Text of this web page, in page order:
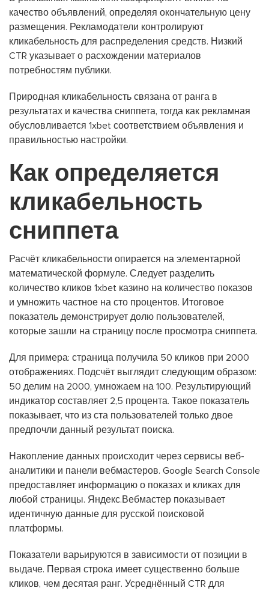
качество объявлений, определяя окончательную цену
размещения. Рекламодатели контролируют
кликабельность для распределения средств. Низкий
CTR указывает о расхождении материалов
потребностям публики.
Природная кликабельность связана от ранга в
результатах и качества сниппета, тогда как рекламная
обусловливается 1xbet соответствием объявления и
правильностью настройки.
Как определяется
кликабельность
сниппета
Расчёт кликабельности опирается на элементарной
математической формуле. Следует разделить
количество кликов 1xbet казино на количество показов
и умножить частное на сто процентов. Итоговое
показатель демонстрирует долю пользователей,
которые зашли на страницу после просмотра сниппета.
Для примера: страница получила 50 кликов при 2000
отображениях. Подсчёт выглядит следующим образом:
50 делим на 2000, умножаем на 100. Результирующий
индикатор составляет 2,5 процента. Такое показатель
показывает, что из ста пользователей только двое
предпочли данный результат поиска.
Накопление данных происходит через сервисы веб-
аналитики и панели вебмастеров. Google Search Console
предоставляет информацию о показах и кликах для
любой страницы. Яндекс.Вебмастер показывает
идентичную данные для русской поисковой
платформы.
Показатели варьируются в зависимости от позиции в
выдаче. Первая строка имеет существенно больше
кликов, чем десятая ранг. Усреднённый CTR для